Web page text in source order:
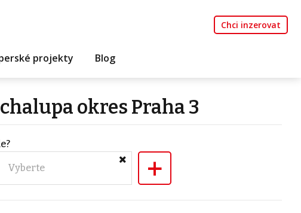
Chci inzerovat
projekty Blog
okres Praha 3
Vyberte +